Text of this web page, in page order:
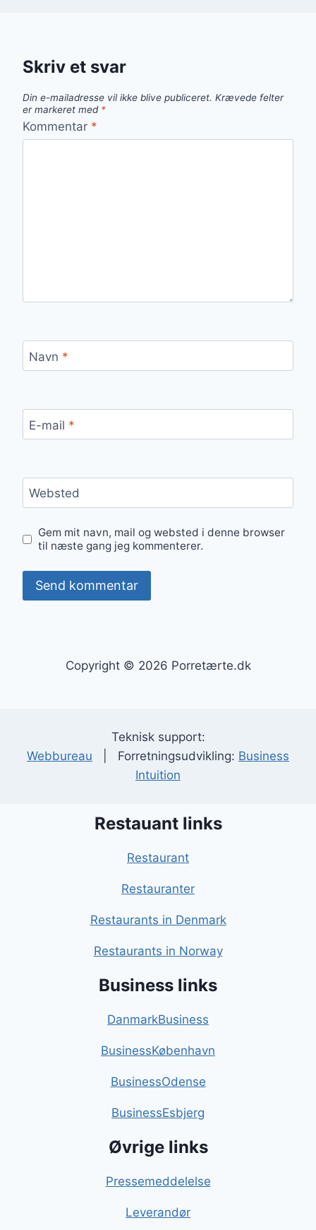
Skriv et svar
Din e-mailadresse vil ikke blive publiceret. Krævede felter
er markeret med *
Kommentar *
Navn *
E-mail *
Websted
Gem mit navn, mail og websted i denne browser
til næste gang jeg kommenterer.
Copyright © 2026 Porretærte.dk
Teknisk support:
Webbureau | Forretningsudvikling: Business
Intuition
Restauant links
Restaurant
Restauranter
Restaurants in Denmark
Restaurants in Norway
Business links
DanmarkBusiness
BusinessKøbenhavn
BusinessOdense
BusinessEsbjerg
Øvrige links
Pressemeddelelse
Leverandør